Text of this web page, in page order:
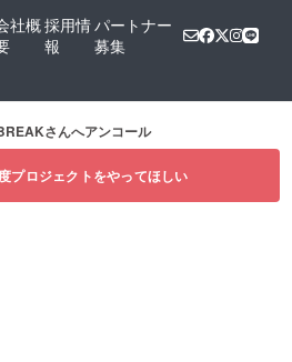
社概採用情
報
パートナー
募集
さんへアンコール
プロジェクトをやってほしい